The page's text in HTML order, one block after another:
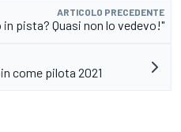
ARTICOLO PRECEDENTE
pista? Quasi non lo vedevo!"
come pilota 2021